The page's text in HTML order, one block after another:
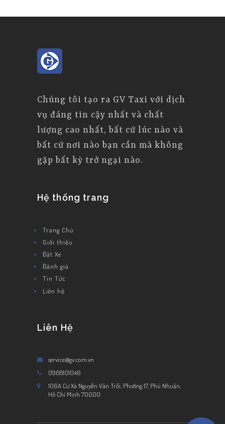
Chúng tôi tạo ra GV Taxi với dịch
vụ đáng tin cậy nhất và chất
lượng cao nhất, bất cứ lúc nào và
bất cứ nơi nào bạn cần mà không
gặp bất kỳ trở ngại nào.
Hệ thống trang
Trang Chủ
Giới thiệu
Đặt Xe
Đánh giá
Tin Tức
Liên hệ
Liên Hệ
service@gv.com.vn
0968101046
106A Cư Xá Nguyễn Văn Trổi, Phường 17, Phú Nhuận,
Hồ Chí Minh 70000